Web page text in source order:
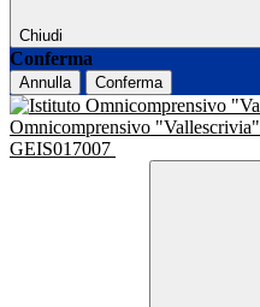
Chiudi
Conferma
Annulla Conferma
Omnicomprensivo "Vallescrivia"
GEIS017007